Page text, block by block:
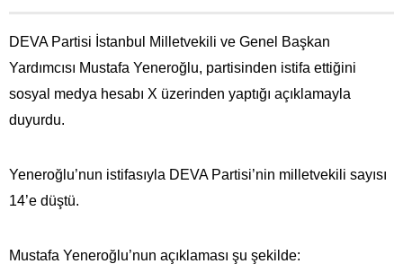
DEVA Partisi İstanbul Milletvekili ve Genel Başkan
Yardımcısı Mustafa Yeneroğlu, partisinden istifa ettiğini
sosyal medya hesabı X üzerinden yaptığı açıklamayla
duyurdu.
Yeneroğlu’nun istifasıyla DEVA Partisi’nin milletvekili sayısı
14’e düştü.
Mustafa Yeneroğlu’nun açıklaması şu şekilde: